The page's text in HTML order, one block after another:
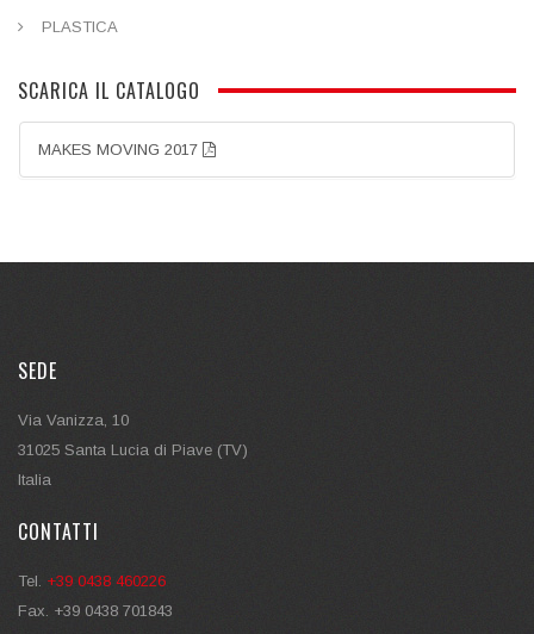
PLASTICA
SCARICA IL CATALOGO
MAKES MOVING 2017
SEDE
Via Vanizza, 10
31025 Santa Lucia di Piave (TV)
Italia
CONTATTI
Tel. +39 0438 460226
Fax. +39 0438 701843